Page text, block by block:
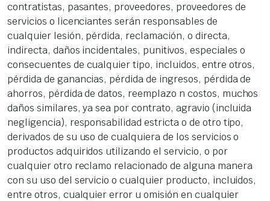
contratistas, pasantes, proveedores, proveedores de
servicios o licenciantes serán responsables de
cualquier lesión, pérdida, reclamación, o directa,
indirecta, daños incidentales, punitivos, especiales o
consecuentes de cualquier tipo, incluidos, entre otros,
pérdida de ganancias, pérdida de ingresos, pérdida de
ahorros, pérdida de datos, reemplazo n costos, muchos
daños similares, ya sea por contrato, agravio (incluida
negligencia), responsabilidad estricta o de otro tipo,
derivados de su uso de cualquiera de los servicios o
productos adquiridos utilizando el servicio, o por
cualquier otro reclamo relacionado de alguna manera
con su uso del servicio o cualquier producto, incluidos,
entre otros, cualquier error u omisión en cualquier